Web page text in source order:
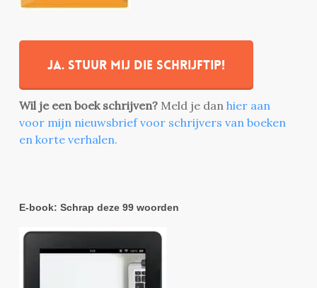
Ja. stuur mij die schrijftip!
Wil je een boek schrijven? Meld je dan hier aan
voor mijn nieuwsbrief voor schrijvers van boeken
en korte verhalen.
E-book: Schrap deze 99 woorden